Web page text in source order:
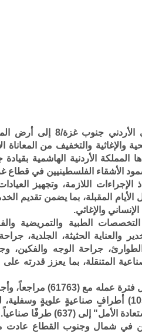
وصلت طواقم المستشفى الميداني
والإغاثية والتخفيف من المعاناة
المملكة الأردنية الهاشمية بقيادة
صمود الأشقاء الفلسطينيين في قطاع
الإجراءات اللازمة، وتجهيز
المقبلة، بما يضمن تقديم
والإغاثي.
الطبية والتمريضية
والعناية الحثيثة، الجلدية،
الطوارئ، جراحة الوجه والفكين،
المتنقلة، بما يعزز قدرته على
عمليةً جراحيةً كبرى وصغرى، وساهم في تركيب (105) أطرافٍ صناعيةٍ
(637) طرفًا صناعياً.
في شمال وجنوب القطاع